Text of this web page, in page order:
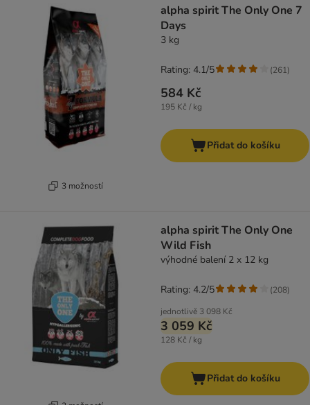
3 možností
alpha spirit The Only One 7
Days
3 kg
584 Kč
195 Kč / kg
Rating: 4.1/5 (261)
Přidat do košíku
alpha spirit The Only One
Wild Fish
výhodné balení 2 x 12 kg
jednotlivě 3 098 Kč
3 059 Kč
128 Kč / kg
Rating: 4.2/5 (208)
Přidat do košíku